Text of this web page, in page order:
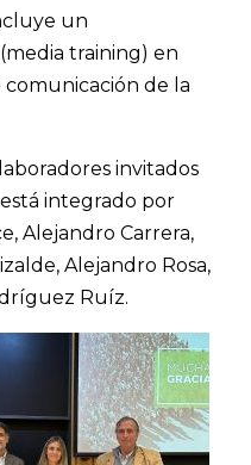
un
training) en
de la
invitados
integrado por
Alejandro Carrera,
Alejandro Rosa,
Ruíz.